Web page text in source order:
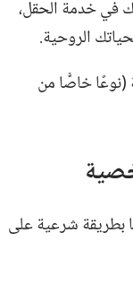
في خدمة الحقل،‏
الروحية.‏
(‏نوعًا خاصًّا من
بطريقة شرعية على